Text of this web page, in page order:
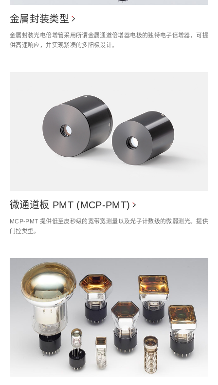
金属封装类型
金属封装光电倍增管采用所谓金属通道倍增器电极的独特电子倍增器，可提
供高速响应，并实现紧凑的多阳极设计。
微通道板 PMT (MCP-PMT)
MCP-PMT 提供低至皮秒级的宽带宽测量以及光子计数级的微弱测光。提供
门控类型。